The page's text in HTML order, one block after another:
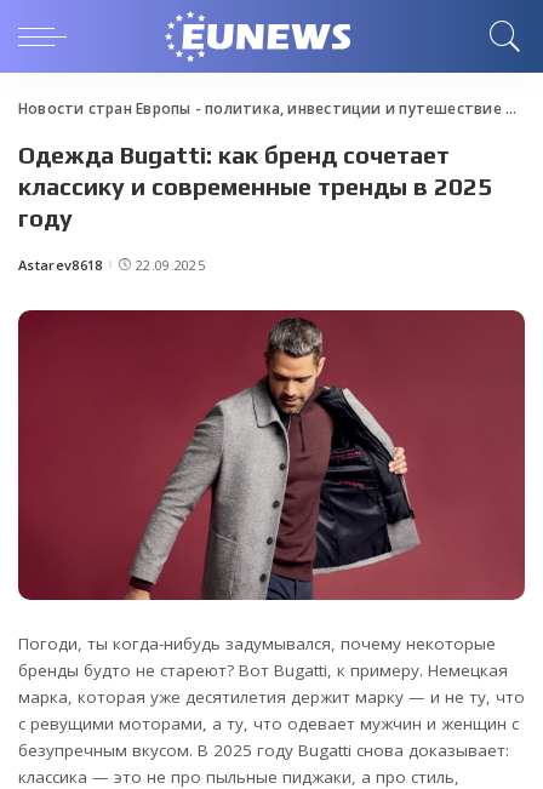
Новости стран Европы - политика, инвестиции и путешествие>
Одежда Bugatti: как бренд сочетает
классику и современные тренды в 2025
году
Posted
Astarev8618 22.09.2025
Погоди, ты когда-нибудь задумывался, почему некоторые
бренды будто не стареют? Вот Bugatti, к примеру. Немецкая
марка, которая уже десятилетия держит марку — и не ту, что
с ревущими моторами, а ту, что одевает мужчин и женщин с
безупречным вкусом. В 2025 году Bugatti снова доказывает:
классика — это не про пыльные пиджаки, а про стиль,